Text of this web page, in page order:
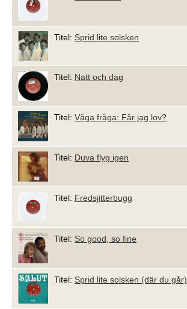
Titel: Sprid lite solsken
Titel: Natt och dag
Titel: Våga fråga: Får jag lov?
Titel: Duva flyg igen
Titel: Fredsjitterbugg
Titel: So good, so fine
Titel: Sprid lite solsken (där du går)